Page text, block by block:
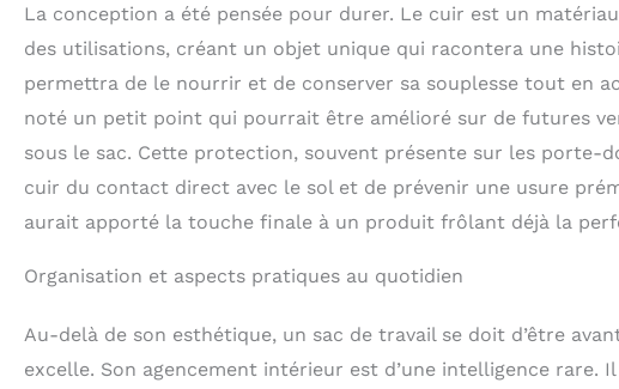
La conception a été pensée pour durer. Le cuir est un
des utilisations, créant un objet unique qui racontera une
permettra de le nourrir et de conserver sa souplesse tout en
noté un petit point qui pourrait être amélioré sur de futures
sous le sac. Cette protection, souvent présente sur les porte-
cuir du contact direct avec le sol et de prévenir une usure
aurait apporté la touche finale à un produit frôlant déjà la
Organisation et aspects pratiques au quotidien
Au-delà de son esthétique, un sac de travail se doit d’être
excelle. Son agencement intérieur est d’une intelligence rare.